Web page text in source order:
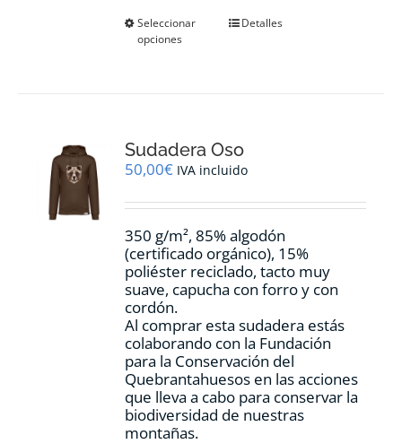
Seleccionar
opciones
Este
se
pueden
en
página
de
producto
Detalles
Sudadera Oso
50,00€ IVA incluido
350 g/m², 85% algodón
(certificado orgánico), 15%
poliéster reciclado, tacto muy
suave, capucha con forro y con
cordón.
Al comprar esta sudadera estás
colaborando con la Fundación
para la Conservación del
Quebrantahuesos en las acciones
que lleva a cabo para conservar la
biodiversidad de nuestras
montañas.